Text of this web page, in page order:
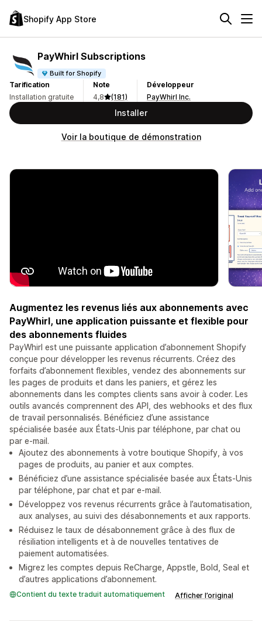
Shopify App Store
PayWhirl Subscriptions
Built for Shopify
Tarification
Installation gratuite
Note
4,8
(181)
Développeur
PayWhirl Inc.
Installer
Voir la boutique de démonstration
Augmentez les revenus liés aux abonnements avec
PayWhirl, une application puissante et flexible pour
des abonnements fluides
PayWhirl est une puissante application d’abonnement Shopify
conçue pour développer les revenus récurrents. Créez des
forfaits d’abonnement flexibles, vendez des abonnements sur
les pages de produits et dans les paniers, et gérez les
abonnements dans les comptes clients sans avoir à coder. Les
outils avancés comprennent des API, des webhooks et des flux
de travail personnalisés. Bénéficiez d’une assistance
spécialisée basée aux États-Unis par téléphone, par chat ou
par e-mail.
Ajoutez des abonnements à votre boutique Shopify, à vos
pages de produits, au panier et aux comptes.
Bénéficiez d’une assistance spécialisée basée aux États-Unis
par téléphone, par chat et par e-mail.
Développez vos revenus récurrents grâce à l’automatisation,
aux analyses, au suivi des désabonnements et aux rapports.
Réduisez le taux de désabonnement grâce à des flux de
résiliation intelligents et à de nouvelles tentatives de
paiement automatisées.
Migrez les comptes depuis ReCharge, Appstle, Bold, Seal et
d’autres applications d’abonnement.
Contient du texte traduit automatiquement Afficher l’original